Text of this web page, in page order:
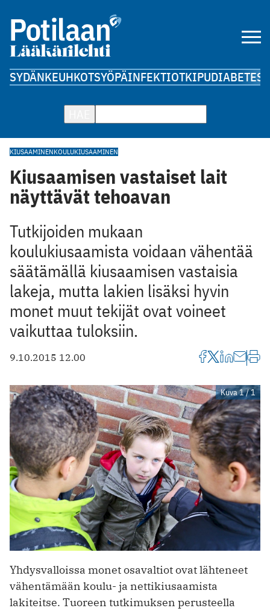
SYDÄNKEUHKOTSYÖPÄINFEKTIOTKIPUDIABETES
KIUSAAMINENKOULUKIUSAAMINEN
Kiusaamisen vastaiset lait
näyttävät tehoavan
Tutkijoiden mukaan
koulukiusaamista voidaan vähentää
säätämällä kiusaamisen vastaisia
lakeja, mutta lakien lisäksi hyvin
monet muut tekijät ovat voineet
vaikuttaa tuloksiin.
9.10.2015 12.00
Kuva 1 / 1
Yhdysvalloissa monet osavaltiot ovat lähteneet
vähentämään koulu- ja nettikiusaamista
lakiteitse. Tuoreen tutkimuksen perusteella